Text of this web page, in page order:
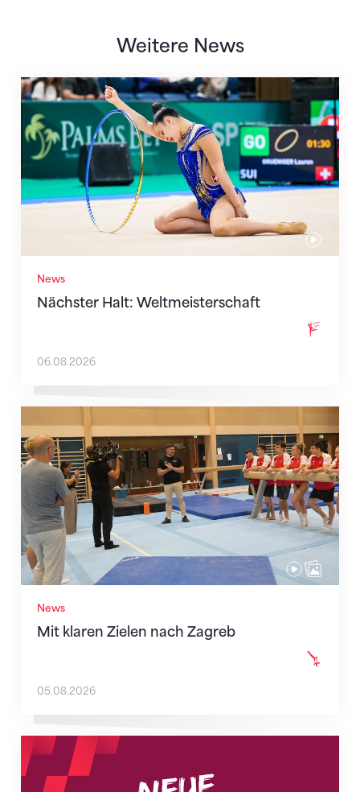
Weitere News
News
Nächster Halt: Weltmeisterschaft
Nächster Halt: Weltmeisterschaft
06.08.2026
News
Mit klaren Zielen nach Zagreb
Mit klaren Zielen nach Zagreb
05.08.2026
Neue Empfangszeiten ab 1. August 2026